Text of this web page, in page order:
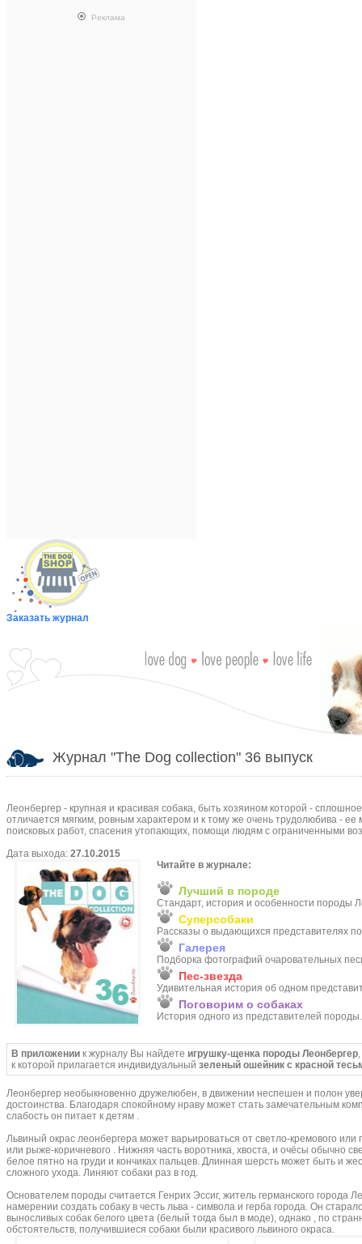
Реклама
Заказать журнал
Журнал "The Dog collection" 36 выпуск
Леонбергер - крупная и красивая собака, быть хозяином которой -
отличается мягким, ровным характером и к тому же очень трудолюбива - ее
поисковых работ, спасения утопающих, помощи людям с ограниченными
Дата выхода: 27.10.2015
Читайте в журнале:
Лучший в породе
Стандарт, история и особенности породы
Суперсобаки
Рассказы о выдающихся представителях
Галерея
Подборка фотографий очаровательных
Пес-звезда
Удивительная история об одном
Поговорим о собаках
История одного из представителей породы.
В приложении к журналу Вы найдете игрушку-щенка породы Леонбергер,
к которой прилагается индивидуальный зеленый ошейник с красной
Леонбергер необыкновенно дружелюбен, в движении неспешен и полон
достоинства. Благодаря спокойному нраву может стать замечательным
слабость он питает к детям .
Львиный окрас леонбергера может варьироваться от светло-кремового или
или рыже-коричневого . Нижняя часть воротника, хвоста, и очёсы обычно
белое пятно на груди и кончиках пальцев. Длинная шерсть может быть и
сложного ухода. Линяют собаки раз в год.
Основателем породы считается Генрих Эссиг, житель германского города
намерении создать собаку в честь льва - символа и герба города. Он
выносливых собак белого цвета (белый тогда был в моде), однако , по
обстоятельств, получившиеся собаки были красивого львиного окраса.